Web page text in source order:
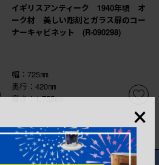
イギリスアンティーク 1940年頃 オ
ーク材 美しい彫刻とガラス扉のコー
ナーキャビネット (R-090298)
幅：725㎜
奥行：420㎜
高さ：1,755㎜
これからリペア予定品
×